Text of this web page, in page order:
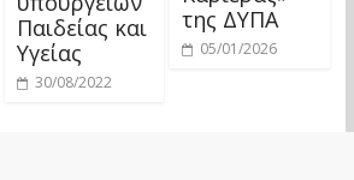
Παιδείας και
Υγείας
30/08/2022
της ΔΥΠΑ
05/01/2026